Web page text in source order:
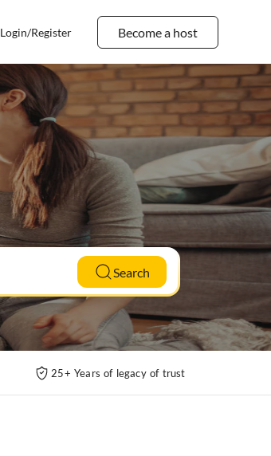
Become a host
Login/Register
Search
25+ Years of legacy of trust